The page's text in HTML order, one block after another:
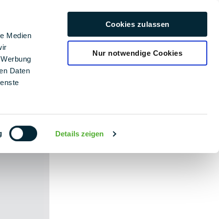
Medien
Daten
Details zeigen
Cookies zulassen
Nur notwendige Cookies